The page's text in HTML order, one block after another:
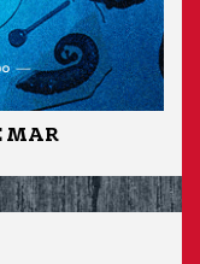
MAR